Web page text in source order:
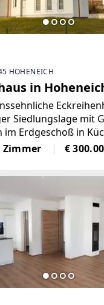
HOHENEICH
in
Siedlungslage mit
im Erdgeschoß in
in 3
Zimmer €